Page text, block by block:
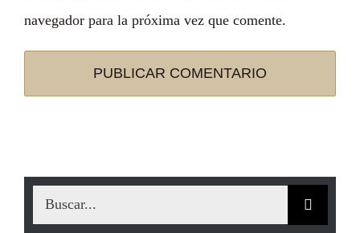
navegador para la próxima vez que comente.
Buscar: